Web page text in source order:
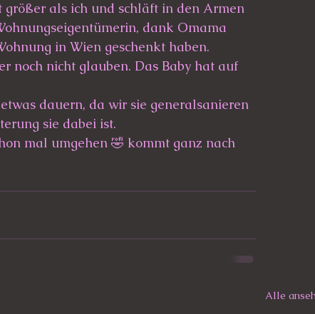
größer als ich und schläft in den Armen
dank Omama
in Wien geschenkt haben.
noch nicht glauben. Das Baby hat auf
dauern, da wir sie generalsanieren
sie dabei ist.
mal umgehen 🤣 kommt ganz nach
Alle